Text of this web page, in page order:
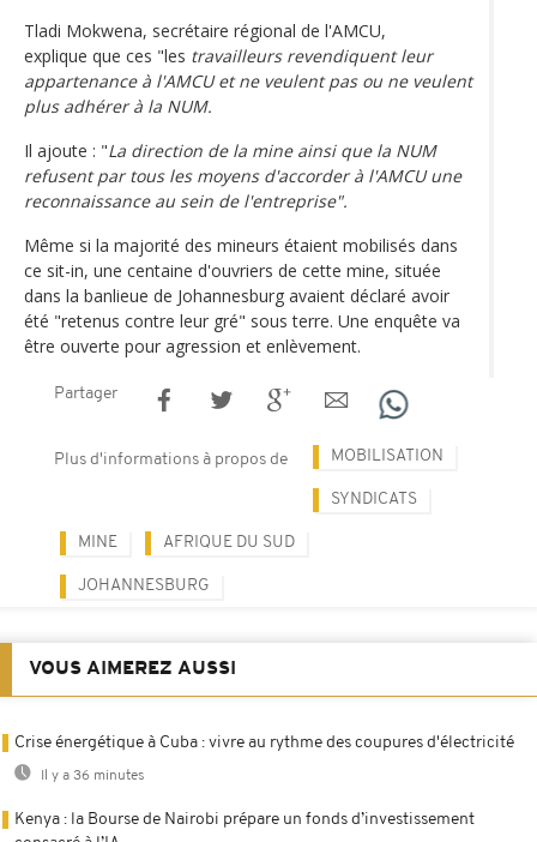
Tladi Mokwena, secrétaire régional de l'AMCU,
explique que ces "les travailleurs revendiquent leur
appartenance à l'AMCU et ne veulent pas ou ne veulent
plus adhérer à la NUM.
Il ajoute : "La direction de la mine ainsi que la NUM
refusent par tous les moyens d'accorder à l'AMCU une
reconnaissance au sein de l'entreprise".
Même si la majorité des mineurs étaient mobilisés dans
ce sit-in, une centaine d'ouvriers de cette mine, située
dans la banlieue de Johannesburg avaient déclaré avoir
été "retenus contre leur gré" sous terre. Une enquête va
être ouverte pour agression et enlèvement.
Partager
Plus d'informations à propos de MOBILISATION
SYNDICATS
MINE AFRIQUE DU SUD
JOHANNESBURG
VOUS AIMEREZ AUSSI
Crise énergétique à Cuba : vivre au rythme des coupures d'électricité
Il y a 36 minutes
Kenya : la Bourse de Nairobi prépare un fonds d’investissement